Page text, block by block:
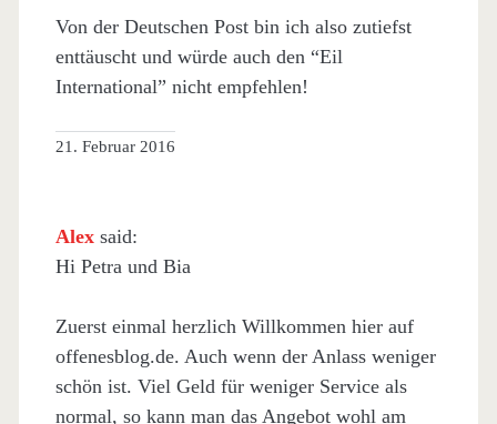
Von der Deutschen Post bin ich also zutiefst
enttäuscht und würde auch den “Eil
International” nicht empfehlen!
21. Februar 2016
Alex said:
Hi Petra und Bia
Zuerst einmal herzlich Willkommen hier auf
offenesblog.de. Auch wenn der Anlass weniger
schön ist. Viel Geld für weniger Service als
normal, so kann man das Angebot wohl am